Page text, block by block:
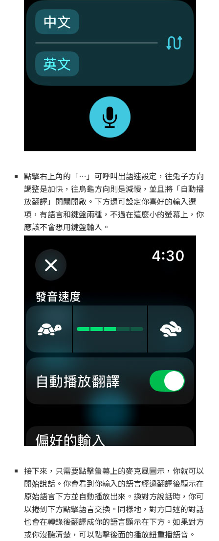
點擊右上角的「…」可呼叫出語速設定，往兔子方向
調整是加快，往烏龜方向則是減慢，並且將「自動播
放翻譯」開關開啟。下方還可設定你喜好的輸入選
項，有語言和鍵盤兩種，不過在這麼小的螢幕上，你
應該不會想用鍵盤輸入。
接下來，只需要點擊螢幕上的麥克風圖示，你就可以
開始說話。你會看到你輸入的語言經過翻譯後顯示在
原始語言下方並自動播放出來。換對方說話時，你可
以捲到下方點擊語言交換。同樣地，對方口述的對話
也會在轉錄後翻譯成你的語言顯示在下方。如果對方
或你沒聽清楚，可以點擊後面的播放鈕重播語音。